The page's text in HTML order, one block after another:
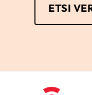
ETSI